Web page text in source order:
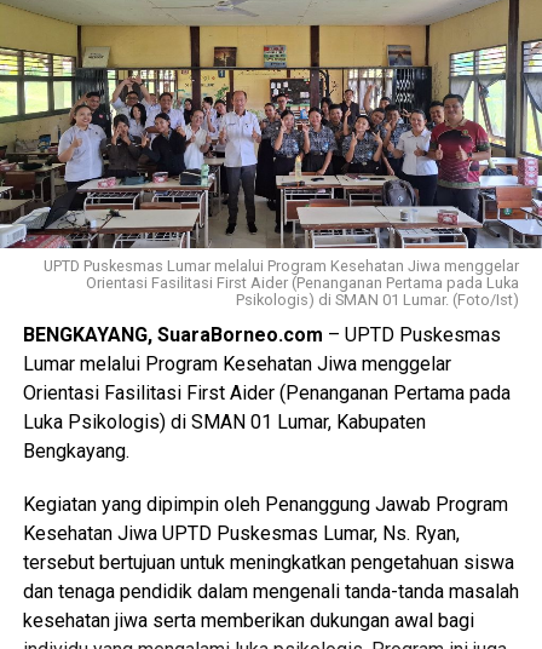
UPTD Puskesmas Lumar melalui Program Kesehatan Jiwa menggelar
Orientasi Fasilitasi First Aider (Penanganan Pertama pada Luka
Psikologis) di SMAN 01 Lumar. (Foto/Ist)
BENGKAYANG, SuaraBorneo.com – UPTD Puskesmas
Lumar melalui Program Kesehatan Jiwa menggelar
Orientasi Fasilitasi First Aider (Penanganan Pertama pada
Luka Psikologis) di SMAN 01 Lumar, Kabupaten
Bengkayang.
Kegiatan yang dipimpin oleh Penanggung Jawab Program
Kesehatan Jiwa UPTD Puskesmas Lumar, Ns. Ryan,
tersebut bertujuan untuk meningkatkan pengetahuan siswa
dan tenaga pendidik dalam mengenali tanda-tanda masalah
kesehatan jiwa serta memberikan dukungan awal bagi